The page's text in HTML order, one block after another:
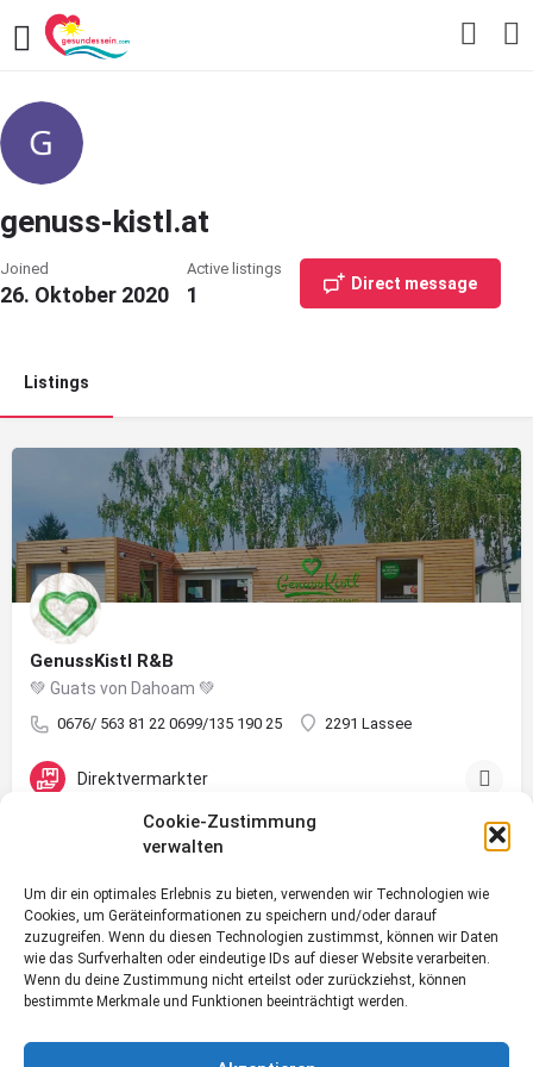
Cookie-Zustimmung
verwalten
Um dir ein optimales Erlebnis zu bieten, verwenden wir Technologien wie
Cookies, um Geräteinformationen zu speichern und/oder darauf
zuzugreifen. Wenn du diesen Technologien zustimmst, können wir Daten
wie das Surfverhalten oder eindeutige IDs auf dieser Website verarbeiten.
Wenn du deine Zustimmung nicht erteilst oder zurückziehst, können
bestimmte Merkmale und Funktionen beeinträchtigt werden.
genuss-kistl.at
Joined
26. Oktober 2020
Active listings
1 Direct message
Listings
GenussKistl R&B
💚 Guats von Dahoam 💚
0676/ 563 81 22 0699/135 190 25 2291 Lassee
Direktvermarkter